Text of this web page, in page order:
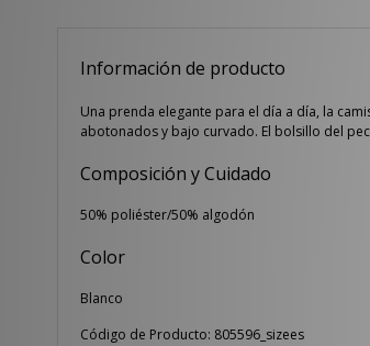
Información de producto
Una prenda elegante para el día a día, la
abotonados y bajo curvado. El bolsillo del
Composición y Cuidado
50% poliéster/50% algodón
Color
Blanco
Código de Producto: 805596_sizees